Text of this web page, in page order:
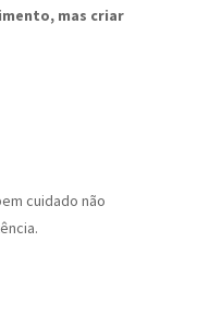
mas criar
cuidado não